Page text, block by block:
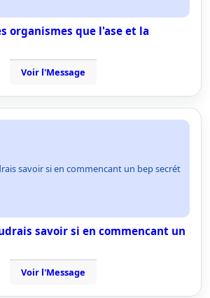
organismes que l'ase et la
Voir l'Message
savoir si en commencant un bep secrét
savoir si en commencant un
Voir l'Message